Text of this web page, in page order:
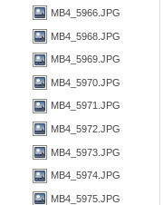
MB4_5966.JPG
MB4_5968.JPG
MB4_5969.JPG
MB4_5970.JPG
MB4_5971.JPG
MB4_5972.JPG
MB4_5973.JPG
MB4_5974.JPG
MB4_5975.JPG